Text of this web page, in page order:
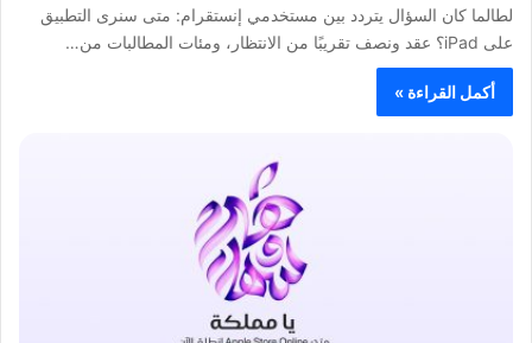
لطالما كان السؤال يتردد بين مستخدمي إنستقرام: متى سنرى التطبيق
على iPad؟ عقد ونصف تقريبًا من الانتظار، ومئات المطالبات من…
أكمل القراءة »